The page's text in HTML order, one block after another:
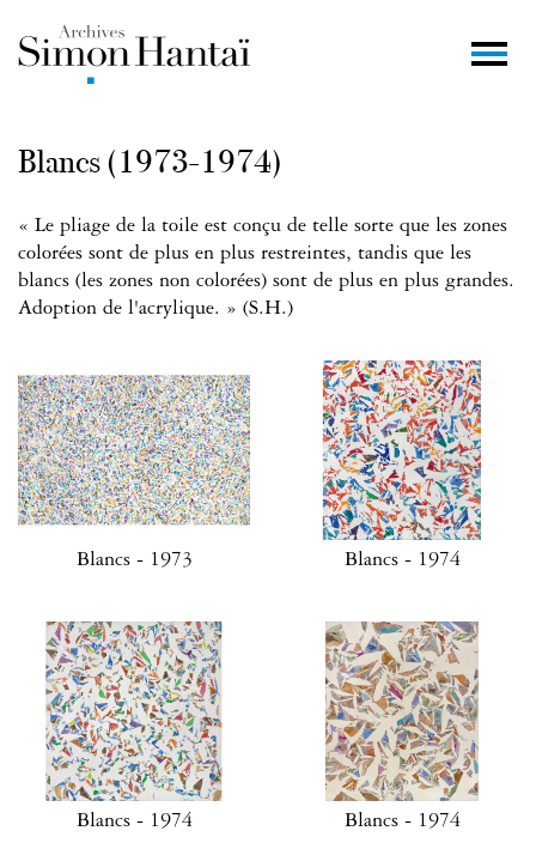
Blancs (1973-1974)
« Le pliage de la toile est conçu de telle sorte que les zones
colorées sont de plus en plus restreintes, tandis que les
blancs (les zones non colorées) sont de plus en plus grandes.
Adoption de l'acrylique. » (S.H.)
Blancs - 1973 Blancs - 1974
Blancs - 1974 Blancs - 1974